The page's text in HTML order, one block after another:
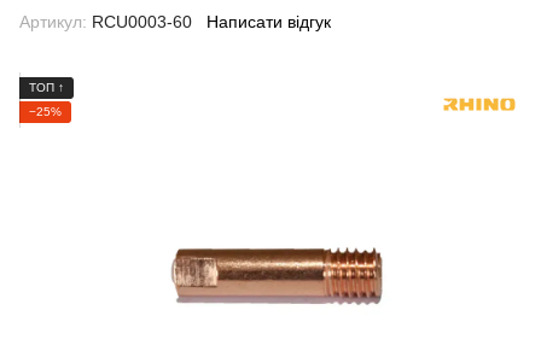
Артикул: RCU0003-60 Написати відгук
ТОП ↑
−25%